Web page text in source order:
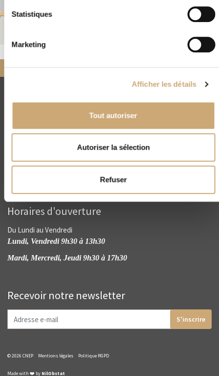
Statistiques
Marketing
Afficher les détails
Tout autoriser
Autoriser la sélection
Refuser
OpenStreetMap
Accueil Nos négociants partenaires GUEBOL PHILATELIE
Horaires d'ouverture
Du Lundi au Vendredi
Lundi, Vendredi 9h30 à 13h30
Mardi, Mercredi, Jeudi 9h30 à 17h30
Recevoir notre newsletter
S'inscrire
© 2026 CNEP Mentions légales Politique RGPD
Made with ❤️ by NilObstat